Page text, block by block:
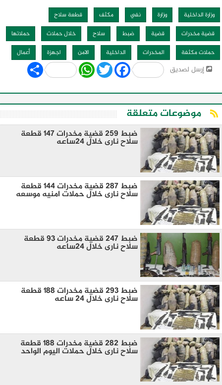
وزارة الداخلية وزارة نفي مكثف
قطعة سلاح
قضية مخدرات
قضية ضبط سلاح خلال حملات
حملاتها
حملات مكثفة
المخدرات الداخلية الامن اجهزة أعمال
إرسل لصديق Share WhatsApp
Twitter Facebook
موضوعات متعلقة
ضبط 259 قضية مخدرات 147 قطعة
سلاح نارى خلال 24ساعه
ضبط 287 قضية مخدرات 144 قطعة
سلاح نارى خلال حملات امنيه موسعه
ضبط 247 قضية مخدرات 93 قطعة
سلاح نارى خلال 24ساعه
ضبط 293 قضية مخدرات 188 قطعة
سلاح نارى خلال 24 ساعه
ضبط 282 قضية مخدرات 188 قطعة
سلاح نارى خلال حملات اليوم الواحد